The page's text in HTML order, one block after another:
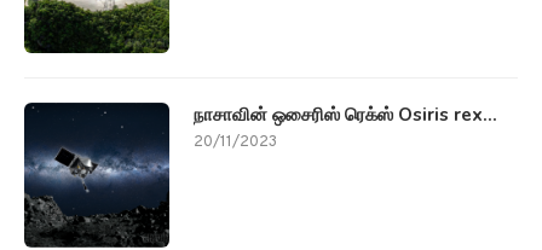
நாசாவின் ஒசைரிஸ் ரெக்ஸ் Osiris rex...
20/11/2023